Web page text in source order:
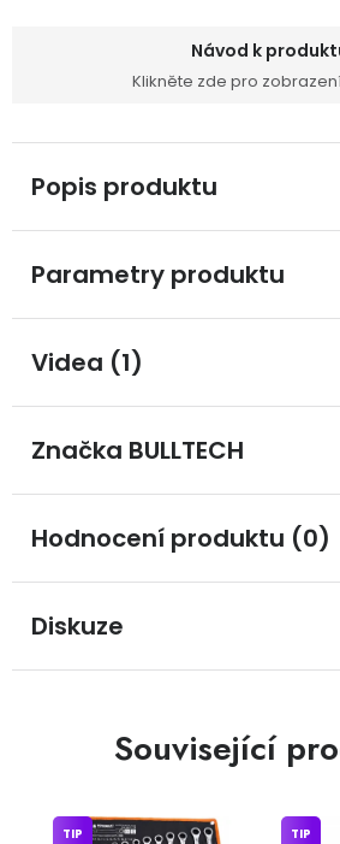
Návod k
Klikněte zde pro
Popis produktu
Parametry produktu
Videa (1)
Značka BULLTECH
Hodnocení produktu (0)
Diskuze
Související
TIP TIP